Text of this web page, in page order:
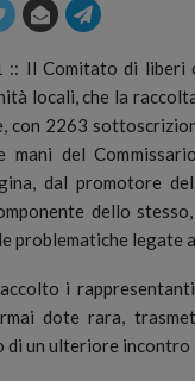
:: Il Comitato di
locali, che la
con 2263
del
dal promotore
dello
problematiche legate
i
dote rara,
di un ulteriore incontro